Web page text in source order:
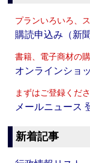
プランいろいろ、
購読申込み（新
書籍、電子商材の
オンラインショ
まずはご登録くだ
メールニュース
新着記事